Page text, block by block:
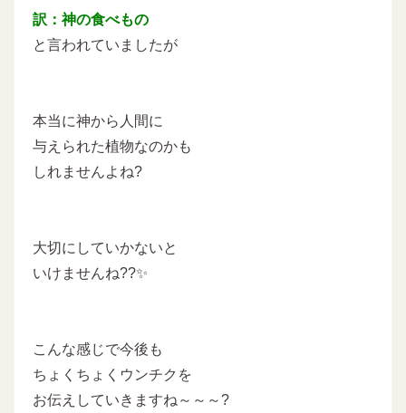
訳：神の食べもの
と言われていましたが
本当に神から人間に
与えられた植物なのかも
しれませんよね?
大切にしていかないと
いけませんね??✨
こんな感じで今後も
ちょくちょくウンチクを
お伝えしていきますね～～～?